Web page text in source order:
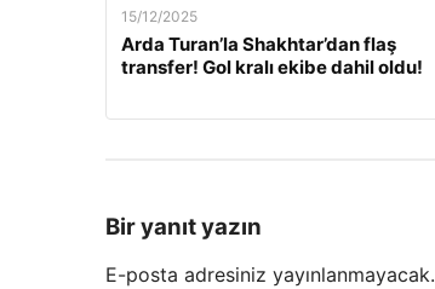
15/12/2025
Arda Turan’la Shakhtar’dan flaş
transfer! Gol kralı ekibe dahil oldu!
Bir yanıt yazın
E-posta adresiniz yayınlanmayacak.